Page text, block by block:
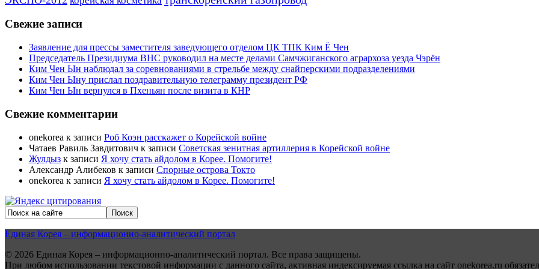
Свежие записи
Заявление для прессы заместителя заведующего отделом ЦК ТПК Ким Ё Чен
Председатель Президиума ВНС руководил на месте делами Самчжиганского агрархоза уезда Чэрён
Ким Чен Ын наблюдал за соревнованиями в стрельбе между снайперскими подразделениями
Ким Чен Ыну прислал поздравительную телеграмму президент РФ
Ким Чен Ын вернулся в Пхеньян после визита в КНР
Свежие комментарии
onekorea к записи Роб Коэн расскажет о Корейской войне
Чатаев Равиль Завдитович к записи Советская зенитная артиллерия в Корейской войне
Жулдыз к записи Я хочу стать айдолом в Корее. Помогите!
Александр Алибеков к записи Спорные острова Токто
onekorea к записи Я хочу стать айдолом в Корее. Помогите!
Единая Корея – информационно-аналитический портал
© 2026 Единая Корея – информационно-аналитический портал. Все права защищены.
При любом использовании текстовой информации с данного сайта, активная индексируемая ссылка на сайт onekorea.ru